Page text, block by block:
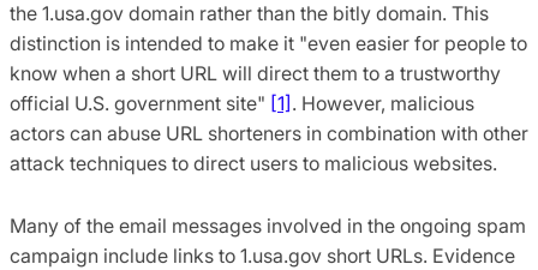
the 1.usa.gov domain rather than the bitly domain. This
distinction is intended to make it "even easier for people to
know when a short URL will direct them to a trustworthy
official U.S. government site" [1] . However, malicious
actors can abuse URL shorteners in combination with other
attack techniques to direct users to malicious websites.
Many of the email messages involved in the ongoing spam
campaign include links to 1.usa.gov short URLs. Evidence